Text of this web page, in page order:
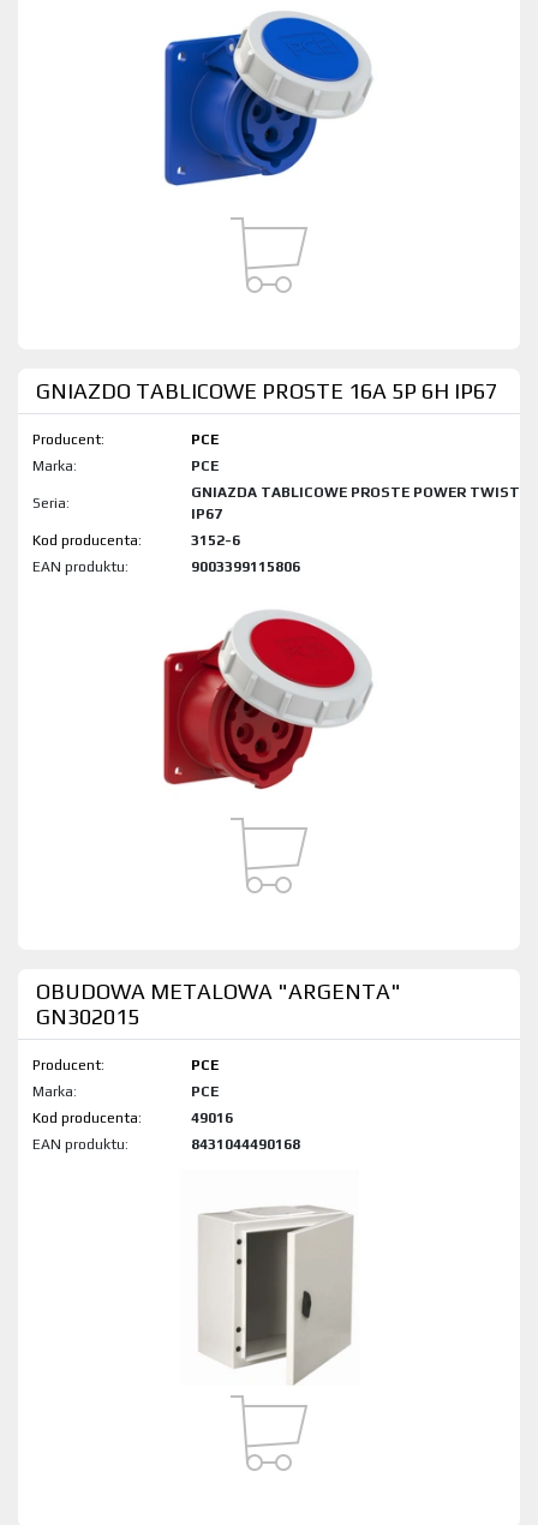
GNIAZDO TABLICOWE PROSTE 16A 5P 6H IP67
Producent:
PCE
Marka:
PCE
Seria:
GNIAZDA TABLICOWE PROSTE POWER TWIST
IP67
Kod produktu:
3152-6
EAN produktu:
9003399115806
OBUDOWA METALOWA "ARGENTA"
GN302015
Producent:
PCE
Marka:
PCE
Kod produktu:
49016
EAN produktu:
8431044490168